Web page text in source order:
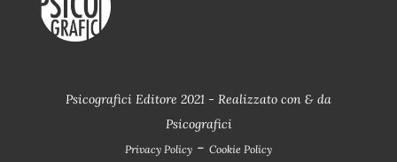
Psicografici Editore 2021 - Realizzato con & da
Psicografici
Privacy Policy - Cookie Policy